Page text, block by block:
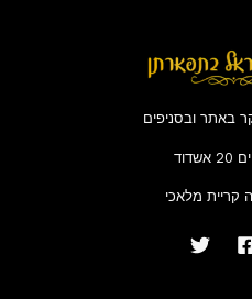
באתר ובסניפים
קריית מלאכי